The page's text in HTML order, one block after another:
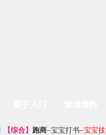
【综合】 跑商–宝宝打书–宝宝